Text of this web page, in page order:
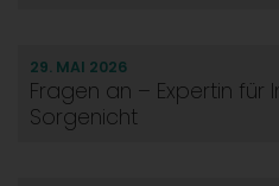
29. MAI 2026
Fragen an – Expertin für
Sorgenicht